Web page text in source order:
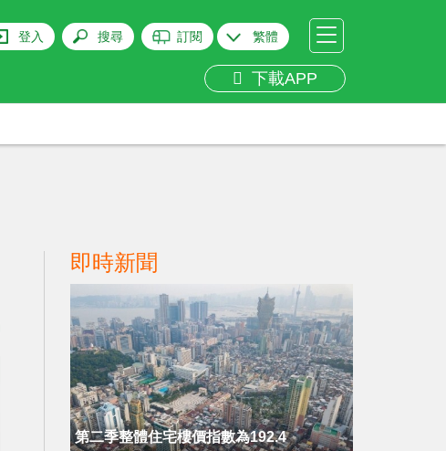
登入 搜尋 訂閱 繁體
下載APP
即時新聞
第二季整體住宅樓價指數為192.4